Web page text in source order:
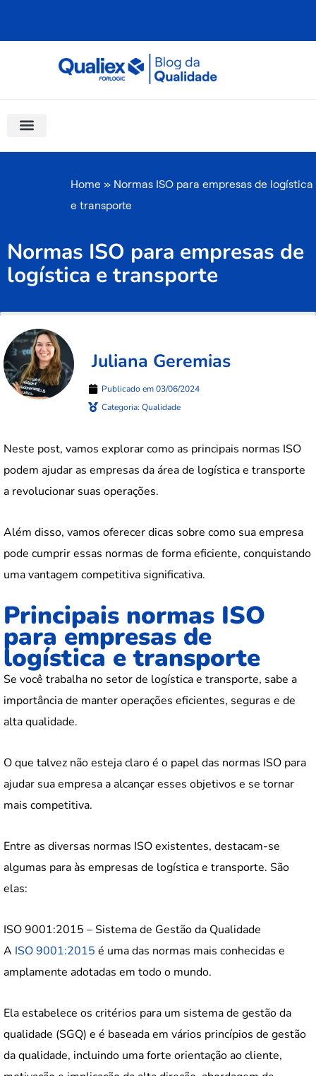
Home » Normas ISO para empresas de logística
e transporte
Normas ISO para empresas de
logística e transporte
Juliana Geremias
Publicado em03/06/2024
Categoria: Qualidade
Neste post, vamos explorar como as principais normas ISO
podem ajudar as empresas da área de logística e transporte
a revolucionar suas operações.
Além disso, vamos oferecer dicas sobre como sua empresa
pode cumprir essas normas de forma eficiente, conquistando
uma vantagem competitiva significativa.
Principais normas ISO
para empresas de
logística e transporte
Se você trabalha no setor de logística e transporte, sabe a
importância de manter operações eficientes, seguras e de
alta qualidade.
O que talvez não esteja claro é o papel das normas ISO para
ajudar sua empresa a alcançar esses objetivos e se tornar
mais competitiva.
Entre as diversas normas ISO existentes, destacam-se
algumas para às empresas de logística e transporte. São
elas:
ISO 9001:2015 – Sistema de Gestão da Qualidade
A ISO 9001:2015 é uma das normas mais conhecidas e
amplamente adotadas em todo o mundo.
Ela estabelece os critérios para um sistema de gestão da
qualidade (SGQ) e é baseada em vários princípios de gestão
da qualidade, incluindo uma forte orientação ao cliente,